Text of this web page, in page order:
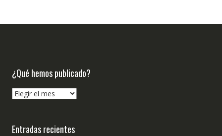
¿Qué hemos publicado?
¿Qué
Entradas recientes